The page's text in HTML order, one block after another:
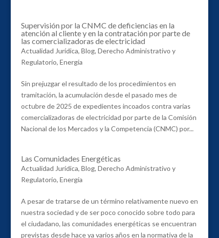
Supervisión por la CNMC de deficiencias en la
atención al cliente y en la contratación por parte de
las comercializadoras de electricidad
Actualidad Jurídica, Blog, Derecho Administrativo y
Regulatorio, Energía
Sin prejuzgar el resultado de los procedimientos en
tramitación, la acumulación desde el pasado mes de
octubre de 2025 de expedientes incoados contra varias
comercializadoras de electricidad por parte de la Comisión
Nacional de los Mercados y la Competencia (CNMC) por...
Las Comunidades Energéticas
Actualidad Jurídica, Blog, Derecho Administrativo y
Regulatorio, Energía
A pesar de tratarse de un término relativamente nuevo en
nuestra sociedad y de ser poco conocido sobre todo para
el ciudadano, las comunidades energéticas se encuentran
previstas desde hace ya varios años en la normativa de la